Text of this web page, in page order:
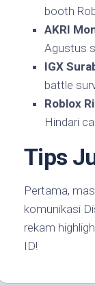
booth
AKRI
Agustus
IGX
battle
Roblox
Hindari
Tips
Pertama,
komunikasi
rekam
ID!